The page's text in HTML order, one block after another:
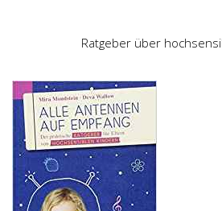
Ratgeber über